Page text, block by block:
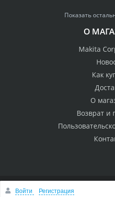
Показать
О
Makita
Как
О
Возврат и
© 2005
Войти Регистрация